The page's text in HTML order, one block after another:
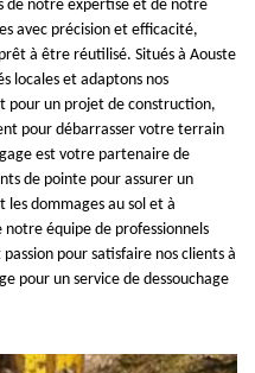
de notre expertise et de notre
avec précision et efficacité,
à être réutilisé. Situés à Aouste
locales et adaptons nos
pour un projet de construction,
pour débarrasser votre terrain
est votre partenaire de
de pointe pour assurer un
les dommages au sol et à
équipe de professionnels
pour satisfaire nos clients à
pour un service de dessouchage